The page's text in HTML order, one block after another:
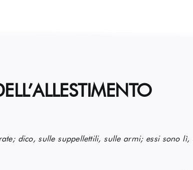
dico, sulle suppellettili, sulle armi; essi sono lì,